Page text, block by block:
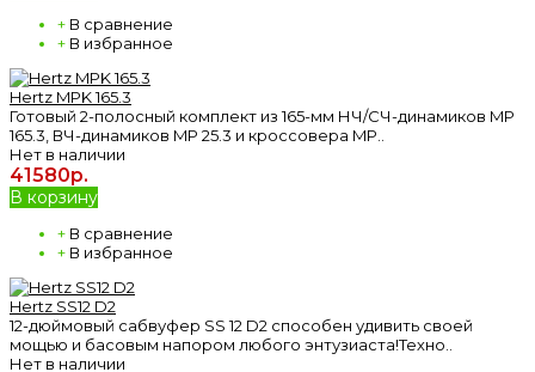
+ В сравнение
+ В избранное
Hertz MPK 165.3
Готовый 2-полосный комплект из 165-мм НЧ/СЧ-динамиков MP
165.3, ВЧ-динамиков MP 25.3 и кроссовера MP..
Нет в наличии
41580р.
В корзину
+ В сравнение
+ В избранное
Hertz SS12 D2
12-дюймовый сабвуфер SS 12 D2 способен удивить своей
мощью и басовым напором любого энтузиаста!Техно..
Нет в наличии